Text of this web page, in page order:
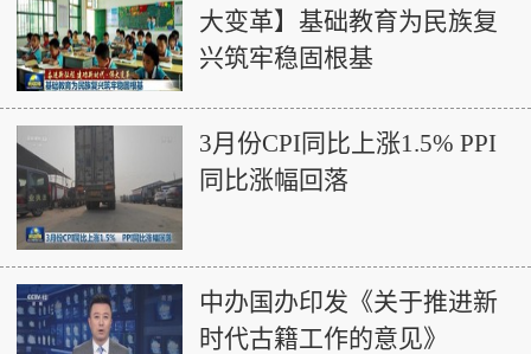
大变革】基础教育为民族复
兴筑牢稳固根基
3月份CPI同比上涨1.5% PPI
同比涨幅回落
中办国办印发《关于推进新
时代古籍工作的意见》